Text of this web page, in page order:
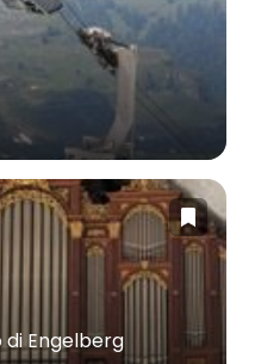
Engelberg